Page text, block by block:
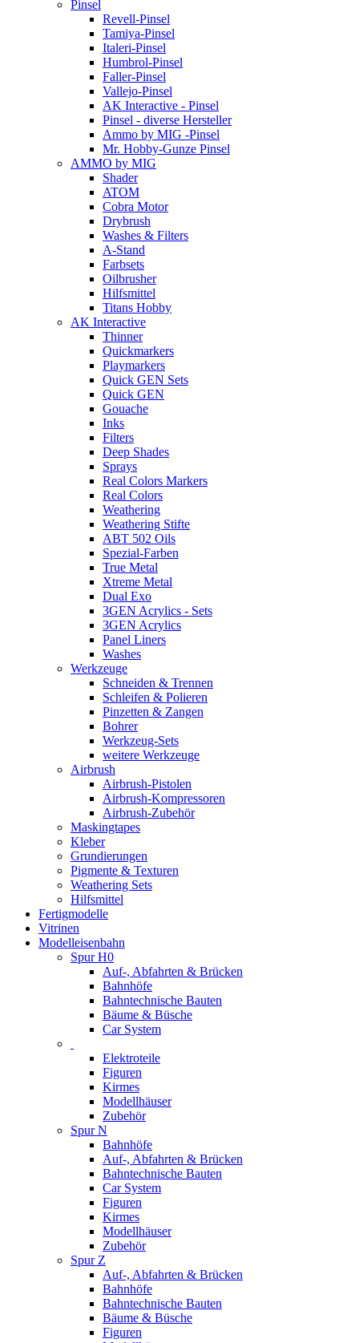
Pinsel
Revell-Pinsel
Tamiya-Pinsel
Italeri-Pinsel
Humbrol-Pinsel
Faller-Pinsel
Vallejo-Pinsel
AK Interactive - Pinsel
Pinsel - diverse Hersteller
Ammo by MIG -Pinsel
Mr. Hobby-Gunze Pinsel
AMMO by MIG
Shader
ATOM
Cobra Motor
Drybrush
Washes & Filters
A-Stand
Farbsets
Oilbrusher
Hilfsmittel
Titans Hobby
AK Interactive
Thinner
Quickmarkers
Playmarkers
Quick GEN Sets
Quick GEN
Gouache
Inks
Filters
Deep Shades
Sprays
Real Colors Markers
Real Colors
Weathering
Weathering Stifte
ABT 502 Oils
Spezial-Farben
True Metal
Xtreme Metal
Dual Exo
3GEN Acrylics - Sets
3GEN Acrylics
Panel Liners
Washes
Werkzeuge
Schneiden & Trennen
Schleifen & Polieren
Pinzetten & Zangen
Bohrer
Werkzeug-Sets
weitere Werkzeuge
Airbrush
Airbrush-Pistolen
Airbrush-Kompressoren
Airbrush-Zubehör
Maskingtapes
Kleber
Grundierungen
Pigmente & Texturen
Weathering Sets
Hilfsmittel
Fertigmodelle
Vitrinen
Modelleisenbahn
Spur H0
Auf-, Abfahrten & Brücken
Bahnhöfe
Bahntechnische Bauten
Bäume & Büsche
Car System
Elektroteile
Figuren
Kirmes
Modellhäuser
Zubehör
Spur N
Bahnhöfe
Auf-, Abfahrten & Brücken
Bahntechnische Bauten
Car System
Figuren
Kirmes
Modellhäuser
Zubehör
Spur Z
Auf-, Abfahrten & Brücken
Bahnhöfe
Bahntechnische Bauten
Bäume & Büsche
Figuren